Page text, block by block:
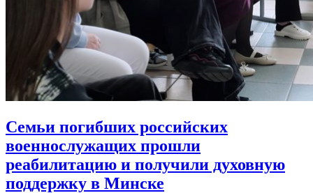
Семьи погибших российских
военнослужащих прошли
реабилитацию и получили духовную
поддержку в Минске